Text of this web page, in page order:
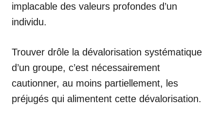
implacable des valeurs profondes d’un
individu.
Trouver drôle la dévalorisation systématique
d’un groupe, c’est nécessairement
cautionner, au moins partiellement, les
préjugés qui alimentent cette dévalorisation.